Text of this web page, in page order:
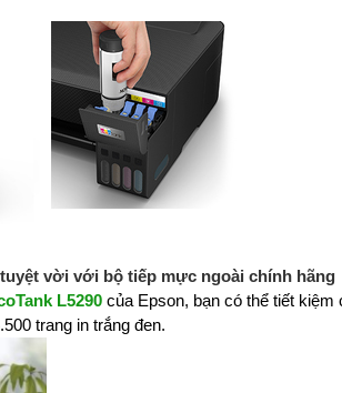
vời với bộ tiếp mực ngoài chính hãng
L5290 của Epson, bạn có thể tiết
trang in trắng đen.